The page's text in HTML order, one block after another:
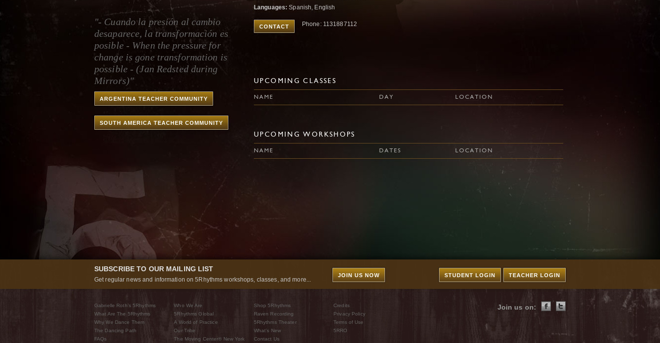
"- Cuando la presión al cambio
desaparece, la transformación es
posible - When the pressure for
change is gone transformation is
possible - (Jan Redsted during
Mirrors)"
ARGENTINA TEACHER COMMUNITY
SOUTH AMERICA TEACHER COMMUNITY
Languages: Spanish, English
CONTACT Phone: 1131887112
UPCOMING CLASSES
NAME DAY LOCATION
UPCOMING WORKSHOPS
NAME DATES LOCATION
SUBSCRIBE TO OUR MAILING LIST
Get regular news and information on 5Rhythms workshops, classes, and more...
JOIN US NOW TEACHER LOGIN
STUDENT LOGIN
Gabrielle Roth’s 5Rhythms
What Are The 5Rhythms
Why We Dance Them
The Dancing Path
FAQs
Who We Are
5Rhythms Global
A World of Practice
Our Tribe
The Moving Center® New York
Shop 5Rhythms
Raven Recording
5Rhythms Theater
What’s New
Contact Us
Credits
Privacy Policy
Terms of Use
5RRO
Join us on: